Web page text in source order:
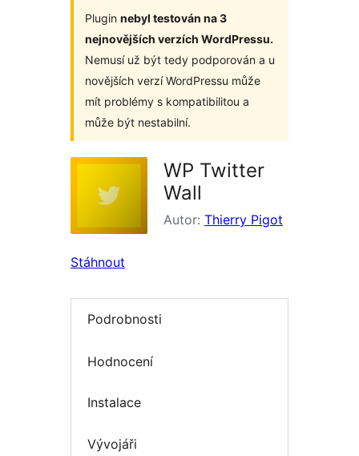
Plugin nebyl testován na 3
nejnovějších verzích WordPressu.
Nemusí už být tedy podporován a u
novějších verzí WordPressu může
mít problémy s kompatibilitou a
může být nestabilní.
WP Twitter
Wall
Autor: Thierry Pigot
Stáhnout
Podrobnosti
Hodnocení
Instalace
Vývojáři